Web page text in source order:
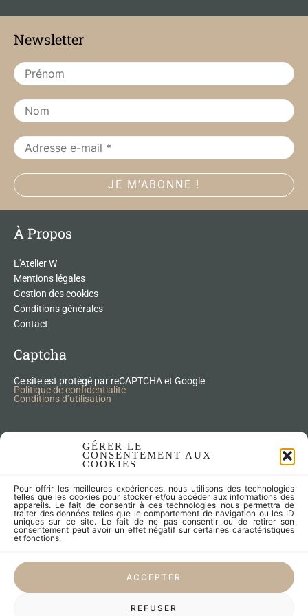
GÉRER LE
CONSENTEMENT AUX
COOKIES
Pour offrir les meilleures expériences, nous utilisons des technologies
telles que les cookies pour stocker et/ou accéder aux informations des
appareils. Le fait de consentir à ces technologies nous permettra de
traiter des données telles que le comportement de navigation ou les ID
uniques sur ce site. Le fait de ne pas consentir ou de retirer son
consentement peut avoir un effet négatif sur certaines caractéristiques
et fonctions.
ACCEPTER
REFUSER
e
o
k
t
r
a
m
À Propos
L'Atelier W
Mentions légales
Gestion des cookies
Conditions générales
Contact
Captcha
Ce site est protégé par reCAPTCHA et Google
Politique de confidentialité
Conditions d’utilisation
Nos Produits Upcycling
Articles zéro déchet
Fleurs séchées
Lampes
Meubles
Objets
Univers de l'enfant
Vaisselle
Newsletter